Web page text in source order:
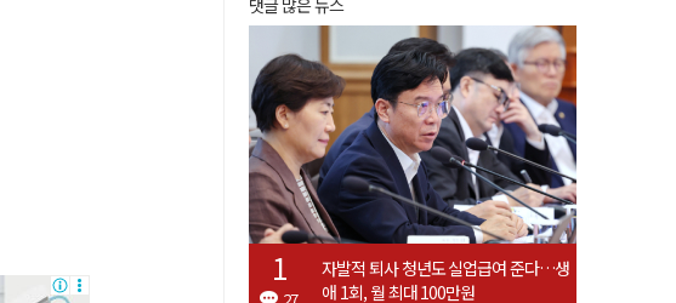
댓글 많은 뉴스
자발적 퇴사 청년도 실업급여 준다…생
애 1회, 월 최대 100만원